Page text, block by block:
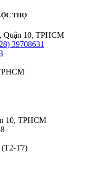
THỌ
Quận 10, TPHCM
39708631
10, TPHCM
(T2-T7)